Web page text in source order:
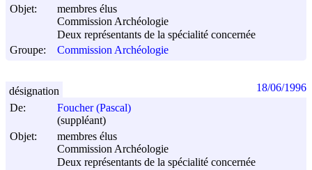
Objet:
membres élus
Commission Archéologie
Deux représentants de la spécialité concernée
Groupe:
Commission Archéologie
De:
Foucher (Pascal)
(suppléant)
Objet:
membres élus
Commission Archéologie
Deux représentants de la spécialité concernée
désignation 18/06/1996